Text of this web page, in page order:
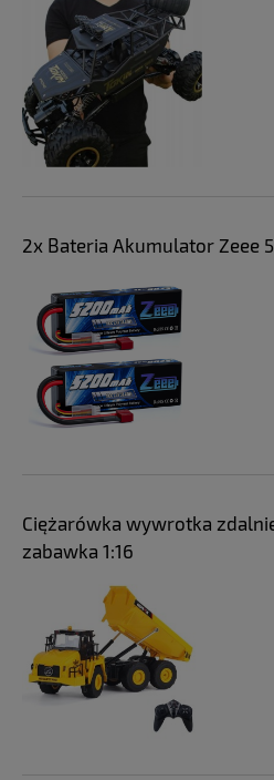
2x Bateria Akumulator Zeee
Ciężarówka wywrotka
zabawka 1:16